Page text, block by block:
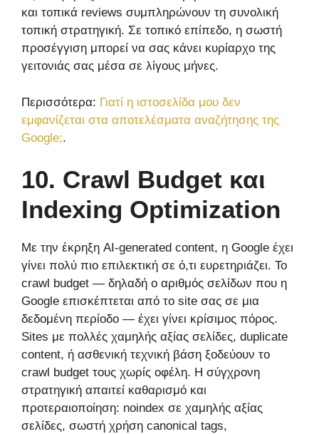
και τοπικά reviews συμπληρώνουν τη συνολική
τοπική στρατηγική. Σε τοπικό επίπεδο, η σωστή
προσέγγιση μπορεί να σας κάνει κυρίαρχο της
γειτονιάς σας μέσα σε λίγους μήνες.
Περισσότερα: Γιατί η ιστοσελίδα μου δεν
εμφανίζεται στα αποτελέσματα αναζήτησης της
Google;.
10. Crawl Budget και
Indexing Optimization
Με την έκρηξη AI-generated content, η Google έχει
γίνει πολύ πιο επιλεκτική σε ό,τι ευρετηριάζει. Το
crawl budget — δηλαδή ο αριθμός σελίδων που η
Google επισκέπτεται από το site σας σε μια
δεδομένη περίοδο — έχει γίνει κρίσιμος πόρος.
Sites με πολλές χαμηλής αξίας σελίδες, duplicate
content, ή ασθενική τεχνική βάση ξοδεύουν το
crawl budget τους χωρίς οφέλη. Η σύγχρονη
στρατηγική απαιτεί καθαρισμό και
προτεραιοποίηση: noindex σε χαμηλής αξίας
σελίδες, σωστή χρήση canonical tags,